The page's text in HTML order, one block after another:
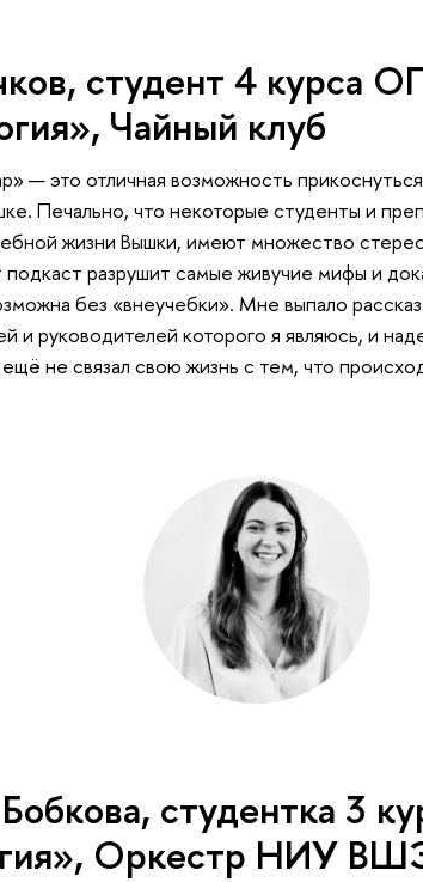
студент 4 курса
Чайный клуб
— это отличная возможность
Печально, что некоторые студенты и
жизни Вышки, имеют множество
разрушит самые живучие мифы и
без «внеучебки». Мне выпало
и руководителей которого я являюсь, и
не связал свою жизнь с тем, что
Бобкова, студентка 3
Оркестр НИУ